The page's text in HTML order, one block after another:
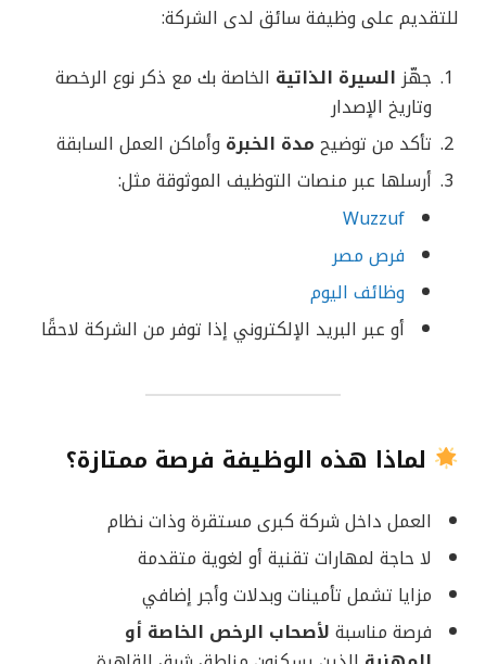
للتقديم على وظيفة سائق لدى الشركة:
جهّزالسيرة الذاتية الخاصة بك مع ذكر نوع الرخصة
وتاريخ الإصدار
تأكد من توضيح مدة الخبرة وأماكن العمل السابقة
أرسلها عبر منصات التوظيف الموثوقة مثل:
Wuzzuf
فرص مصر
وظائف اليوم
أو عبر البريد الإلكتروني إذا توفر من الشركة لاحقًا
لماذا هذه الوظيفة فرصة ممتازة؟
العمل داخل شركة كبرى مستقرة وذات نظام
لا حاجة لمهارات تقنية أو لغوية متقدمة
مزايا تشمل تأمينات وبدلات وأجر إضافي
فرصة مناسبة لأصحاب الرخص الخاصة أو